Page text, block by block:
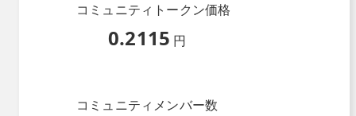
コミュニティトークン価格
0.2115 円
コミュニティメンバー数